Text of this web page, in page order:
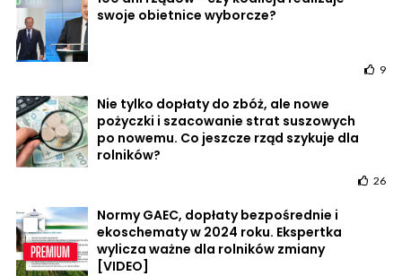
swoje obietnice wyborcze?
9
Nie tylko dopłaty do zbóż, ale nowe
pożyczki i szacowanie strat suszowych
po nowemu. Co jeszcze rząd szykuje dla
rolników?
26
Normy GAEC, dopłaty bezpośrednie i
ekoschematy w 2024 roku. Ekspertka
wylicza ważne dla rolników zmiany
[VIDEO]